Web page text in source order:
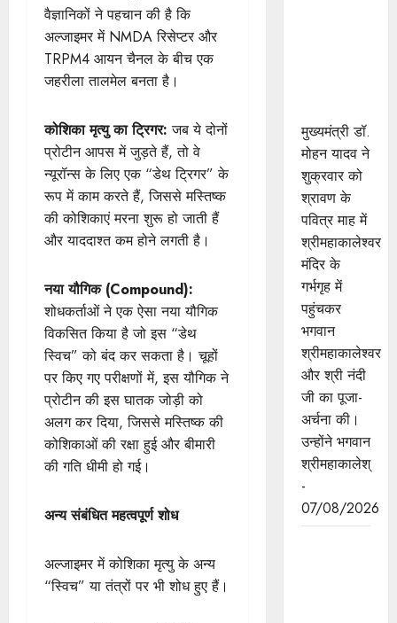
वैज्ञानिकों ने पहचान की है कि
अल्जाइमर में NMDA रिसेप्टर और
TRPM4 आयन चैनल के बीच एक
जहरीला तालमेल बनता है।
कोशिका मृत्यु का ट्रिगर: जब ये दोनों
प्रोटीन आपस में जुड़ते हैं, तो वे
न्यूरॉन्स के लिए एक “डेथ ट्रिगर” के
रूप में काम करते हैं, जिससे मस्तिष्क
की कोशिकाएं मरना शुरू हो जाती हैं
और याददाश्त कम होने लगती है।
नया यौगिक (Compound):
शोधकर्ताओं ने एक ऐसा नया यौगिक
विकसित किया है जो इस “डेथ
स्विच” को बंद कर सकता है। चूहों
पर किए गए परीक्षणों में, इस यौगिक ने
प्रोटीन की इस घातक जोड़ी को
अलग कर दिया, जिससे मस्तिष्क की
कोशिकाओं की रक्षा हुई और बीमारी
की गति धीमी हो गई।
अन्य संबंधित महत्वपूर्ण शोध
अल्जाइमर में कोशिका मृत्यु के अन्य
“स्विच” या तंत्रों पर भी शोध हुए हैं।
मुख्यमंत्री डॉ.
मोहन यादव ने
शुक्रवार को
श्रावण के
पवित्र माह में
श्रीमहाकालेश्‍वर
मंदिर के
गर्भगृह में
पहुंचकर
भगवान
श्रीमहाकालेश्‍वर
और श्री नंदी
जी का पूजा-
अर्चना की।
उन्‍होंने भगवान
श्रीमहाकालेश्
-
07/08/2026